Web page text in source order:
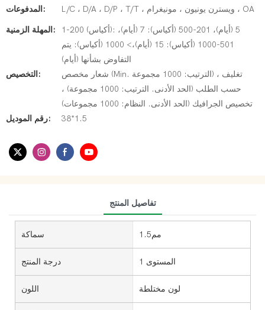
المدفوعات: L/C ، D/A ، D/P ، T/T ، ويسترن يونيون ، مونيغرام ، OA
المهلة الزمنية:
1-200 (أكياس): 5 (أيام)، 201-500 (أكياس): 7 (أيام)،
501-1000 (أكياس): 15 (أيام)،> 1000 (أكياس): يتم
التفاوض بشأنها (أيام)
التخصيص:
شعار مخصص (Min. الترتيب: 1000 مجموعة) ، تغليف
حسب الطلب (الحد الأدنى. الترتيب: 1000 مجموعة) ،
تخصيص الجرافيك (الحد الأدنى. النظام: 1000 مجموعات)
رقم الموديل:
38*1.5
تفاصيل المنتج
سماكة مم1.5
درجة المنتج المستوى 1
اللون لون مختلطة